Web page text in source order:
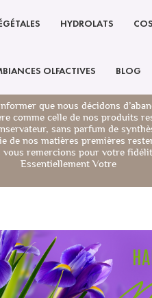
HYDROLATS
OLFACTIVES BLOG
que nous décidons
comme celle de nos produits
sans parfum de
de nos matières premières
vous remercions pour votre
Essentiellement Votre